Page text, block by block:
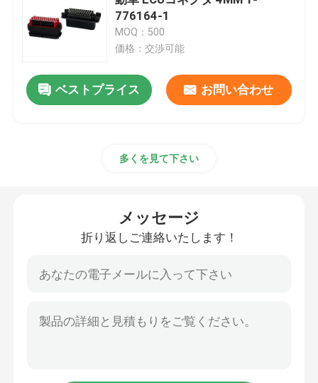
D サブコネクタ
MIL規格コネクタ
産業プラグのソケット
776164-1
MOQ：500
価格：交渉可能
ベストプライス お問い合わせ
多くを見て下さい
メッセージ
折り返しご連絡いたします！